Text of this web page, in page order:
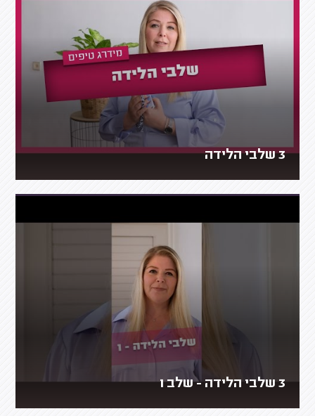
3 שלבי הלידה
3 שלבי הלידה - שלב 1